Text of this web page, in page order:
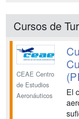
Cursos de
CEAE Centro
de Estudios
Aeronáuticos
El